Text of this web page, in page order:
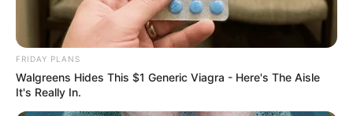
FRIDAY PLANS
Walgreens Hides This $1 Generic Viagra - Here's The Aisle
It's Really In.